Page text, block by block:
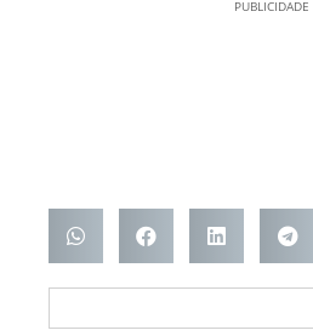
PUBLICIDADE